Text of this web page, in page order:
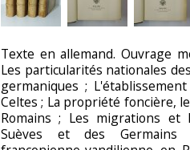
‎Texte en allemand. Ouvrage
Les particularités nationales
germaniques ;
Celtes ; La propriété foncière,
Romains ; Les migrations et
Suèves et des Germains